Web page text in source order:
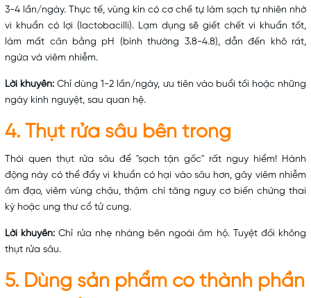
3-4 lần/ngày. Thực tế, vùng kín có cơ chế tự làm sạch tự nhiên nhờ
vi khuẩn có lợi (lactobacilli). Lạm dụng sẽ giết chết vi khuẩn tốt,
làm mất cân bằng pH (bình thường 3.8-4.8), dẫn đến khô rát,
ngứa và viêm nhiễm.
Lời khuyên: Chỉ dùng 1-2 lần/ngày, ưu tiên vào buổi tối hoặc những
ngày kinh nguyệt, sau quan hệ.
4. Thụt rửa sâu bên trong
Thói quen thụt rửa sâu để "sạch tận gốc" rất nguy hiểm! Hành
động này có thể đẩy vi khuẩn có hại vào sâu hơn, gây viêm nhiễm
âm đạo, viêm vùng chậu, thậm chí tăng nguy cơ biến chứng thai
kỳ hoặc ung thư cổ tử cung.
Lời khuyên:Chỉ rửa nhẹ nhàng bên ngoài âm hộ. Tuyệt đối không
thụt rửa sâu.
5. Dùng sản phẩm có thành phần